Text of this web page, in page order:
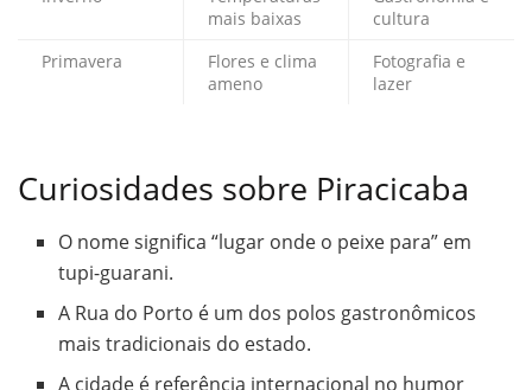
mais baixas
cultura
Primavera
Flores e clima
ameno
Fotografia e
lazer
Curiosidades sobre Piracicaba
O nome significa “lugar onde o peixe para” em
tupi-guarani.
A Rua do Porto é um dos polos gastronômicos
mais tradicionais do estado.
A cidade é referência internacional no humor